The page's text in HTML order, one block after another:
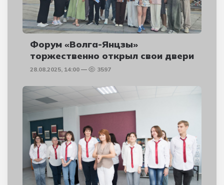
Форум «Волга-Янцзы»
торжественно открыл свои двери
28.08.2025, 14:00 3597